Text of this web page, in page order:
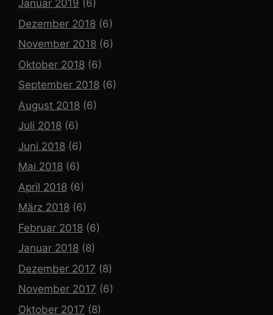
Januar 2019 (6)
Dezember 2018 (6)
November 2018 (6)
Oktober 2018 (6)
September 2018 (6)
August 2018 (6)
Juli 2018 (6)
Juni 2018 (6)
Mai 2018 (6)
April 2018 (6)
März 2018 (6)
Februar 2018 (6)
Januar 2018 (8)
Dezember 2017 (8)
November 2017 (6)
Oktober 2017 (8)